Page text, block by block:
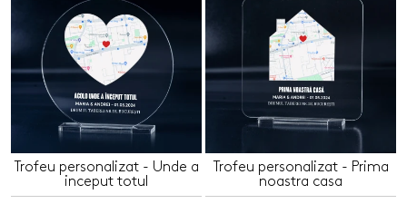
Trofeu personalizat - Unde a
inceput totul
Trofeu personalizat - Prima
noastra casa